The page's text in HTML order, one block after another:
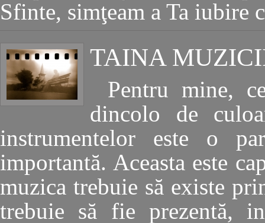
Sfinte, simţeam a Ta iubire
TAINA
Pentru mine,
dincolo de
instrumentelor este o
importantă. Aceasta este
muzica trebuie să existe
trebuie să fie prezentă,